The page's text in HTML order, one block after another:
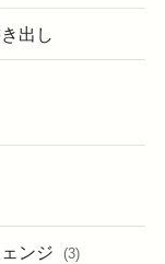
出し
ンジ (3)